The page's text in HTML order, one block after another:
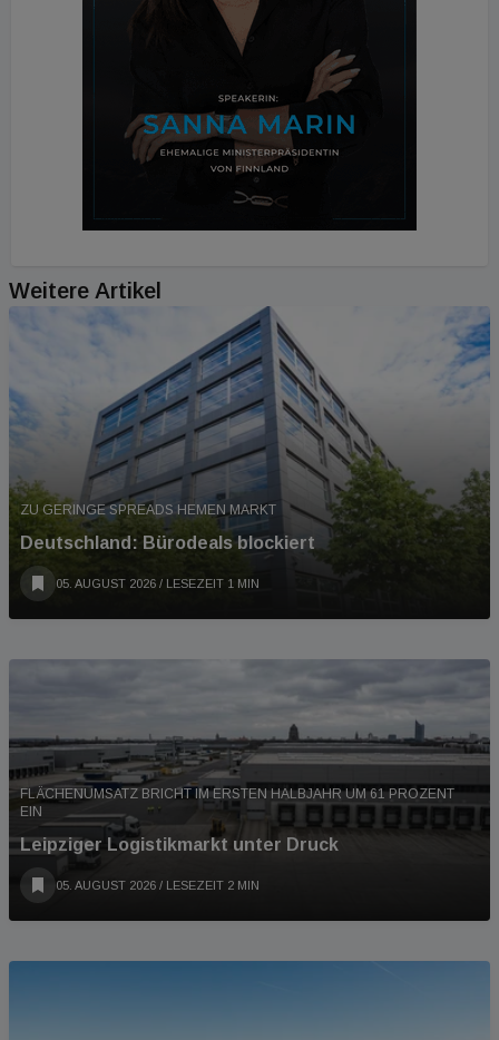
Weitere Artikel
ZU GERINGE SPREADS HEMEN MARKT
Deutschland: Bürodeals blockiert
05. AUGUST 2026 / LESEZEIT 1 MIN
FLÄCHENUMSATZ BRICHT IM ERSTEN HALBJAHR UM 61 PROZENT
EIN
Leipziger Logistikmarkt unter Druck
05. AUGUST 2026 / LESEZEIT 2 MIN